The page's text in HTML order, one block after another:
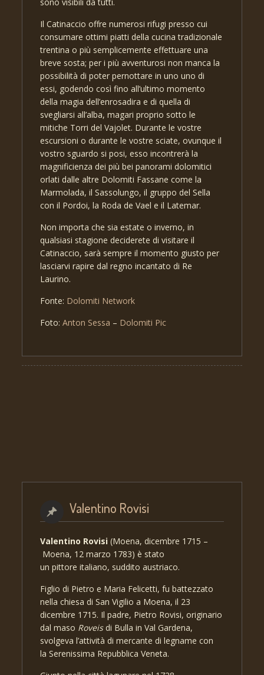
Il Catinaccio offre numerosi rifugi presso cui
consumare ottimi piatti della cucina tradizionale
trentina o più semplicemente effettuare una
breve sosta; per i più avventurosi non manca la
possibilità di poter pernottare in uno uno di
essi, godendo così fino all’ultimo momento
della magia dell’enrosadira e di quella di
svegliarsi all’alba, magari proprio sotto le
mitiche Torri del Vajolet. Durante le vostre
escursioni o durante le vostre sciate, ovunque il
vostro sguardo si posi, esso incontrerà la
magnificienza dei più bei panorami dolomitici
orlati dalle altre Dolomiti Fassane come la
Marmolada, il Sassolungo, il gruppo del Sella
con il Pordoi, la Roda de Vael e il Latemar.
Non importa che sia estate o inverno, in
qualsiasi stagione deciderete di visitare il
Catinaccio, sarà sempre il momento giusto per
lasciarvi rapire dal regno incantato di Re
Laurino.
Fonte: Dolomiti Network
Foto:Anton Sessa – Dolomiti Pic
Valentino Rovisi
Valentino Rovisi (Moena, dicembre 1715 –
Moena, 12 marzo 1783) è stato
un pittore italiano, suddito austriaco.
Figlio di Pietro e Maria Felicetti, fu battezzato
nella chiesa di San Vigilio a Moena, il 23
dicembre 1715. Il padre, Pietro Rovisi, originario
dal maso Roveisdi Bulla in Val Gardena,
svolgeva l’attività di mercante di legname con
la Serenissima Repubblica Veneta.